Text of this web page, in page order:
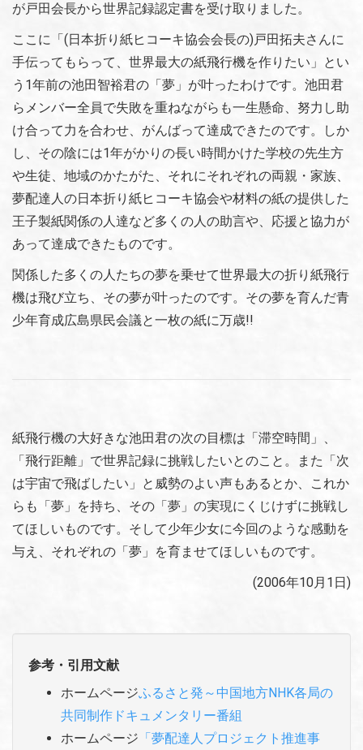
が戸田会長から世界記録認定書を受け取りました。
ここに「(日本折り紙ヒコーキ協会会長の)戸田拓夫さんに
手伝ってもらって、世界最大の紙飛行機を作りたい」とい
う1年前の池田智裕君の「夢」が叶ったわけです。池田君
らメンバー全員で失敗を重ねながらも一生懸命、努力し助
け合って力を合わせ、がんばって達成できたのです。しか
し、その陰には1年がかりの長い時間かけた学校の先生方
や生徒、地域のかたがた、それにそれぞれの両親・家族、
夢配達人の日本折り紙ヒコーキ協会や材料の紙の提供した
王子製紙関係の人達など多くの人の助言や、応援と協力が
あって達成できたものです。
関係した多くの人たちの夢を乗せて世界最大の折り紙飛行
機は飛び立ち、その夢が叶ったのです。その夢を育んだ青
少年育成広島県民会議と一枚の紙に万歳!!
紙飛行機の大好きな池田君の次の目標は「滞空時間」、
「飛行距離」で世界記録に挑戦したいとのこと。また「次
は宇宙で飛ばしたい」と威勢のよい声もあるとか、これか
らも「夢」を持ち、その「夢」の実現にくじけずに挑戦し
てほしいものです。そして少年少女に今回のような感動を
与え、それぞれの「夢」を育ませてほしいものです。
(2006年10月1日)
参考・引用文献
ホームページふるさと発～中国地方NHK各局の
共同制作ドキュメンタリー番組
ホームページ 「夢配達人プロジェクト推進事